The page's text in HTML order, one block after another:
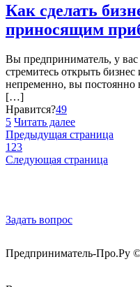
Как сделать
приносящим
Вы предприниматель, у вас
стремитесь открыть
непременно, вы постоянно
[…]
Нравится?49
5 Читать далее
Предыдущая страница
1 23
Следующая страница
Задать вопрос
Предприниматель-Про.Ру